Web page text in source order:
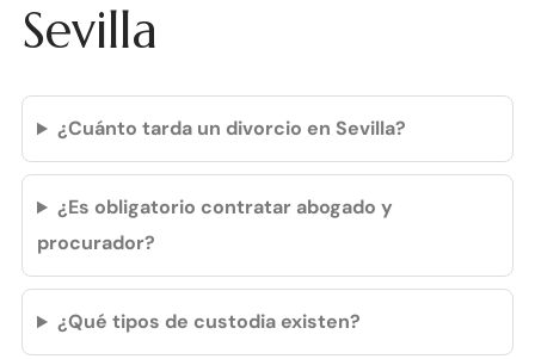
Sevilla
¿Cuánto tarda un divorcio en Sevilla?
¿Es obligatorio contratar abogado y
procurador?
¿Qué tipos de custodia existen?